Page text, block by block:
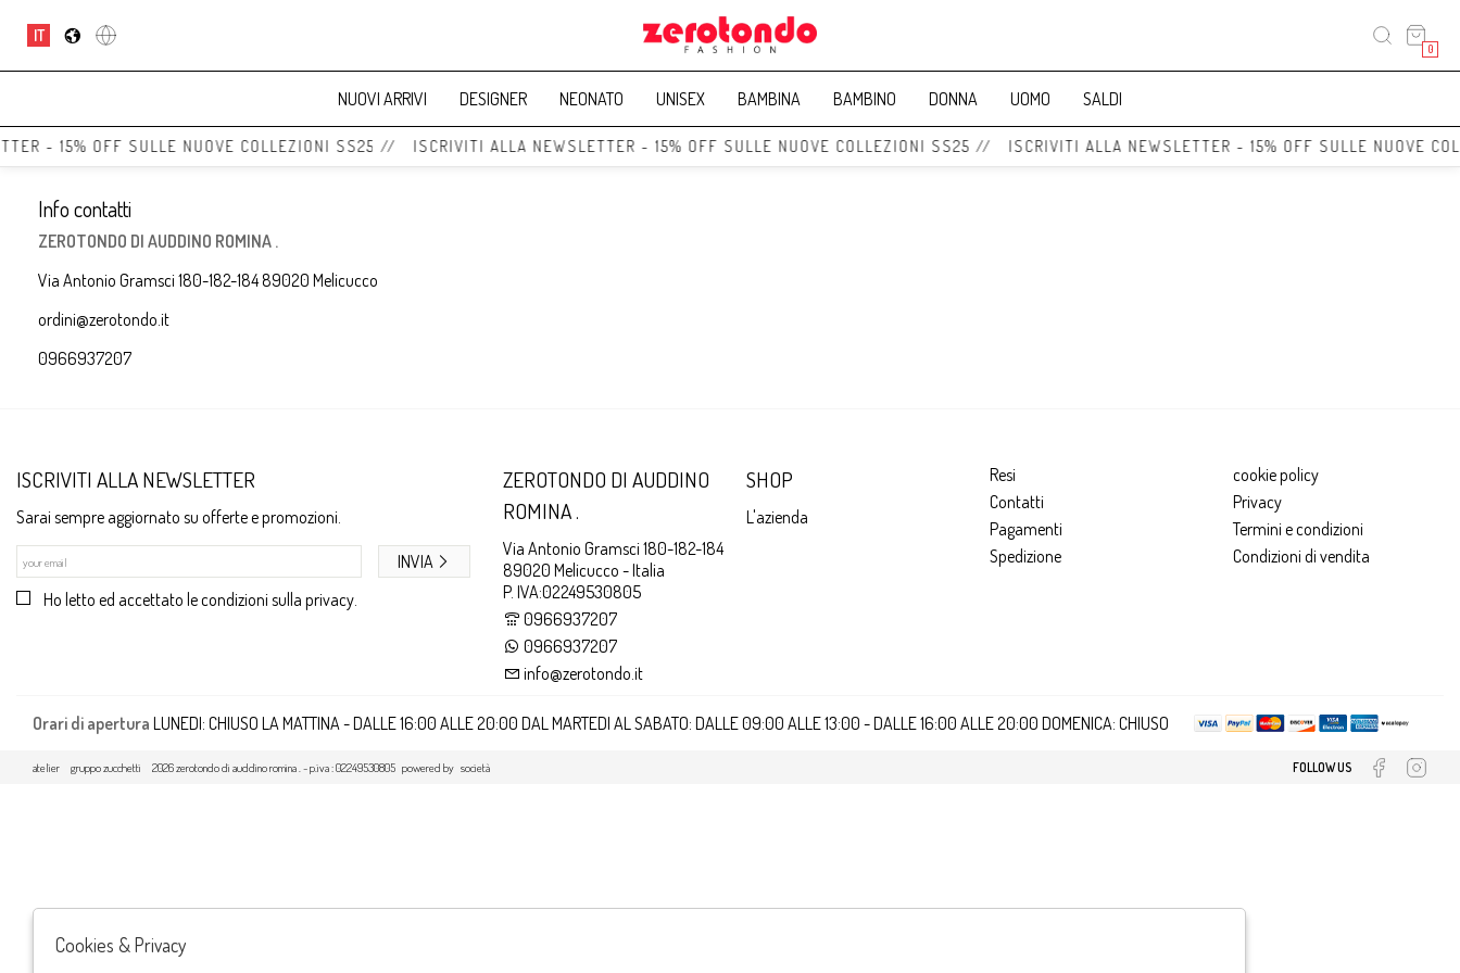
IT
0
NUOVI ARRIVI DESIGNER NEONATO UNISEX BAMBINA BAMBINO DONNA UOMO SALDI
- 15% OFF SULLE NUOVE COLLEZIONI SS25 // ISCRIVITI ALLA NEWSLETTER - 15% OFF SULLE NUOVE COLLEZIONI SS25 // ISCRIVITI ALLA NEWSLETTER - 15% OFF SULLE NUOVE
Info contatti
ZEROTONDO DI AUDDINO ROMINA .
Via Antonio Gramsci 180-182-184 89020 Melicucco
ordini@zerotondo.it
0966937207
ISCRIVITI ALLA NEWSLETTER
Sarai sempre aggiornato su offerte e promozioni.
Ho letto ed accettato le condizioni sulla privacy.
INVIA
ZEROTONDO DI AUDDINO
ROMINA .
Via Antonio Gramsci 180-182-184
89020 Melicucco - Italia
P. IVA:02249530805
0966937207
0966937207
info@zerotondo.it
SHOP
L'azienda
Resi
Contatti
Pagamenti
Spedizione
cookie policy
Privacy
Termini e condizioni
Condizioni di vendita
Orari di apertura LUNEDI: CHIUSO LA MATTINA - DALLE 16:00 ALLE 20:00 DAL MARTEDI AL SABATO: DALLE 09:00 ALLE 13:00 - DALLE 16:00 ALLE 20:00 DOMENICA: CHIUSO
2026 zerotondo di auddino romina . - p.iva : 02249530805 powered by
atelier società
gruppo zucchetti FOLLOW US
Cookies & Privacy